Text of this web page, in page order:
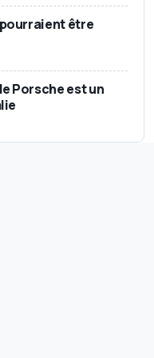
être
Porsche est un